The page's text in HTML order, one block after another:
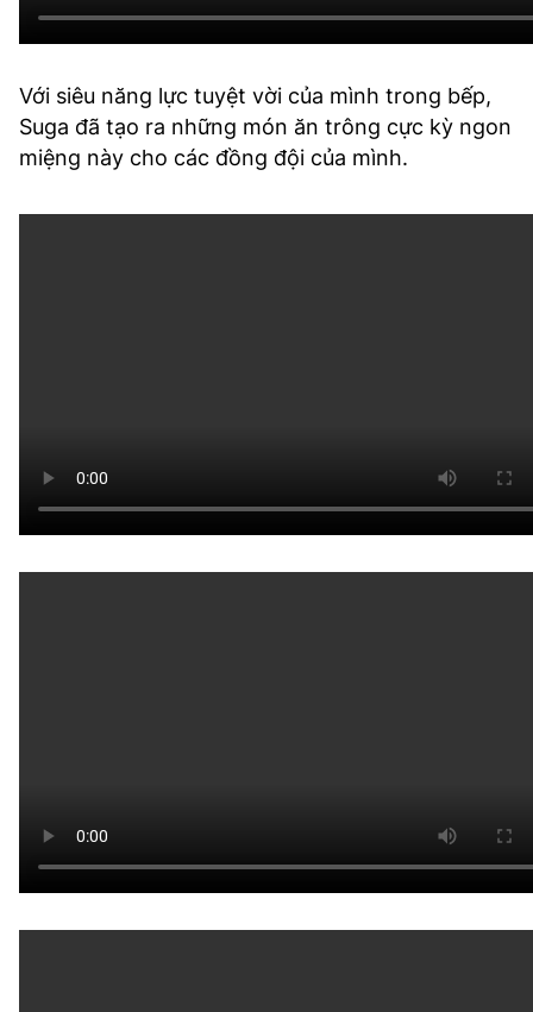
Với siêu năng lực tuyệt vời của mình trong bếp,
Suga đã tạo ra những món ăn trông cực kỳ ngon
miệng này cho các đồng đội của mình.